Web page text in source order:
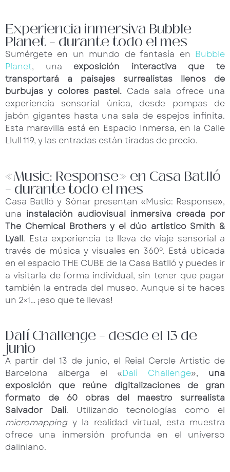
Experiencia inmersiva Bubble
Planet – durante todo el mes
Sumérgete en un mundo de fantasía en Bubble
Planet, una exposición interactiva que te
transportará a paisajes surrealistas llenos de
burbujas y colores pastel. Cada sala ofrece una
experiencia sensorial única, desde pompas de
jabón gigantes hasta una sala de espejos infinita.
Esta maravilla está en Espacio Inmersa, en la Calle
Llull 119, y las entradas están tiradas de precio.
«Music: Response» en Casa Batlló
– durante todo el mes
Casa Batlló y Sónar presentan «Music: Response»,
una instalación audiovisual inmersiva creada por
The Chemical Brothers y el dúo artístico Smith &
Lyall. Esta experiencia te lleva de viaje sensorial a
través de música y visuales en 360º. Está ubicada
en el espacio THE CUBE de la Casa Batlló y puedes ir
a visitarla de forma individual, sin tener que pagar
también la entrada del museo. Aunque si te haces
un 2×1… ¡eso que te llevas!
Dalí Challenge – desde el 13 de
junio
A partir del 13 de junio, el Reial Cercle Artístic de
Barcelona alberga el «Dalí Challenge», una
exposición que reúne digitalizaciones de gran
formato de 60 obras del maestro
surrealista
Salvador Dalí. Utilizando tecnologías como el
micromappingy la realidad virtual, esta muestra
ofrece una inmersión profunda en el universo
daliniano.